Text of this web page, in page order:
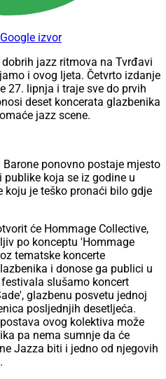
izvor
jazz ritmova na Tvrđavi
i ovog ljeta. Četvrto izdanje
27. lipnja i traje sve do prvih
deset koncerata glazbenika
jazz scene.
ponovno postaje mjesto
publike koja se iz godine u
je teško pronaći bilo gdje
će Hommage Collective,
po konceptu 'Hommage
tematske koncerte
i donose ga publici u
slušamo koncert
glazbenu posvetu jednoj
posljednjih desetljeća.
ovog kolektiva može
pa nema sumnje da će
Jazza biti i jedno od njegovih